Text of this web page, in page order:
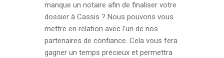
manque un notaire afin de finaliser votre
dossier à Cassis ? Nous pouvons vous
mettre en relation avec l’un de nos
partenaires de confiance. Cela vous fera
gagner un temps précieux et permettra